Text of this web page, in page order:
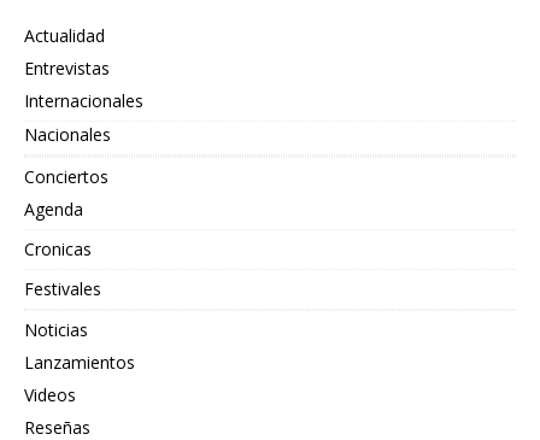
Actualidad
Entrevistas
Internacionales
Nacionales
Conciertos
Agenda
Cronicas
Festivales
Noticias
Lanzamientos
Videos
Reseñas